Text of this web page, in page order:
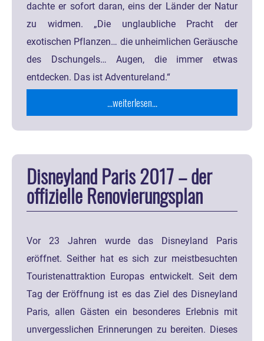
dachte er sofort daran, eins der Länder der Natur
zu widmen. „Die unglaubliche Pracht der
exotischen Pflanzen… die unheimlichen Geräusche
des Dschungels… Augen, die immer etwas
entdecken. Das ist Adventureland.“
...weiterlesen...
Disneyland Paris 2017 – der
offizielle Renovierungsplan
Vor 23 Jahren wurde das Disneyland Paris
eröffnet. Seither hat es sich zur meistbesuchten
Touristenattraktion Europas entwickelt. Seit dem
Tag der Eröffnung ist es das Ziel des Disneyland
Paris, allen Gästen ein besonderes Erlebnis mit
unvergesslichen Erinnerungen zu bereiten. Dieses